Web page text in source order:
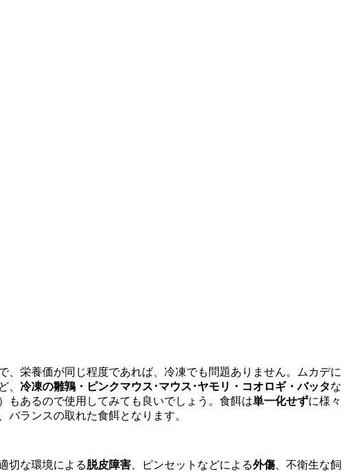
栄養価が同じ程度であれば、冷凍でも問題ありません。ムカデに
、 冷凍の雛鶉・ピンクマウス･マウス･ヤモリ・コオロギ・バッタな
もあるので使用してみても良いでしょう。食餌は単一化せずに様々
バランスの取れた食餌となります。
適切な環境による脱皮障害 、ピンセットなどによる外傷、不衛生な飼